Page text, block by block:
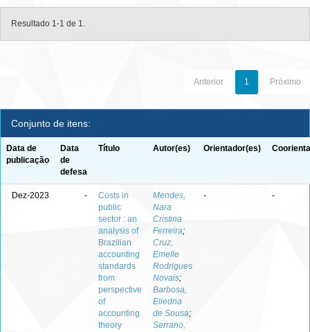
Resultado 1-1 de 1.
Anterior 1 Próximo
Conjunto de itens:
Data de
publicação
Data
de
defesa
Título Autor(es) Orientador(es)
Dez-2023 -
Costs in
public
sector : an
analysis of
Brazilian
accounting
standards
from
perspective
of
accounting
theory
Mendes,
Nara
Cristina
Ferreira;
Cruz,
Emelle
Rodrigues
Novais;
Barbosa,
Eliedna
de Sousa;
Serrano,
- -